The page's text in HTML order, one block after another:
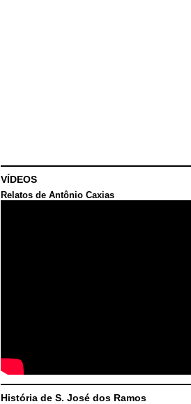
VÍDEOS
Relatos de Antônio Caxias
História de S. José dos Ramos